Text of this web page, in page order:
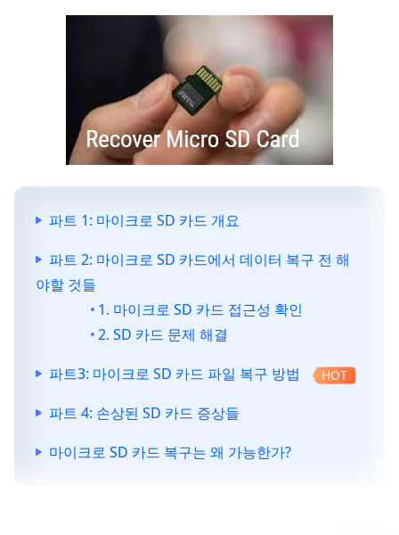
파트 1: 마이크로 SD 카드 개요
파트 2: 마이크로 SD 카드에서 데이터 복구 전 해
야할 것들
1. 마이크로 SD 카드 접근성 확인
2. SD 카드 문제 해결
파트3: 마이크로 SD 카드 파일 복구 방법
HOT
파트 4: 손상된 SD 카드 증상들
마이크로 SD 카드 복구는 왜 가능한가?